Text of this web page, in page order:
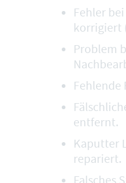
Fehler
korrigiert
Problem
Fehlende
entfernt.
Kaputter
repariert.